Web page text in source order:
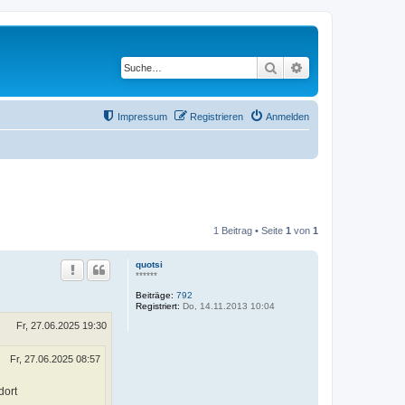
Suche
Anmelden
Registrieren
Impressum
1 Beitrag • Seite 1 von 1
quotsi
******
Beiträge: 792
Registriert: Do, 14.11.2013 10:04
Fr, 27.06.2025 19:30
Fr, 27.06.2025 08:57